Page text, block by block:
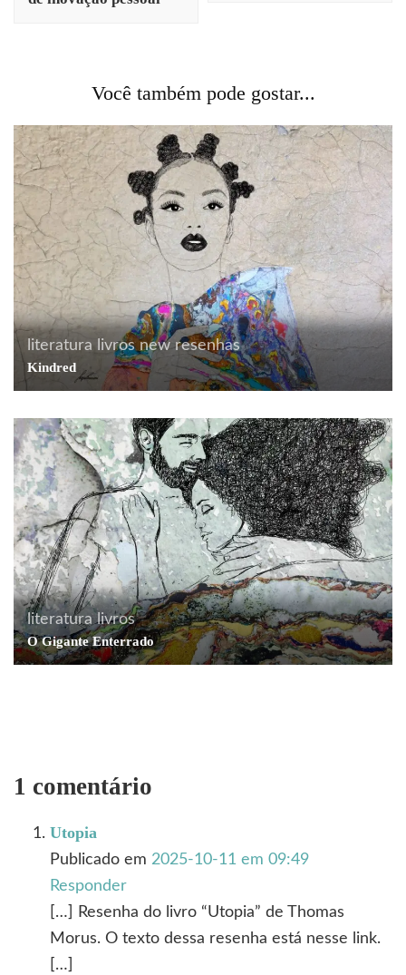
Você também pode gostar...
literatura livros new resenhas
Kindred
literatura livros
O Gigante Enterrado
comunicação contículos cotidiano curiosidades
humor literatura
Inverso, corcel e fluidez
1 comentário
Utopia
Publicado em 2025-10-11 em 09:49
Responder
[…] Resenha do livro “Utopia” de Thomas
Morus. O texto dessa resenha está nesse link.
[…]